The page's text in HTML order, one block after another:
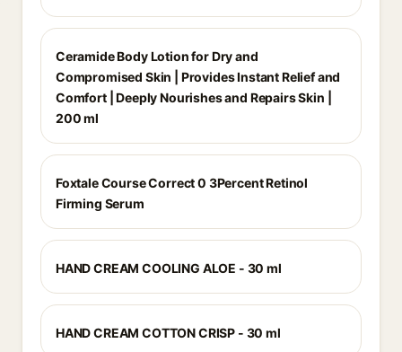
Ceramide Body Lotion for Dry and
Compromised Skin | Provides Instant Relief and
Comfort | Deeply Nourishes and Repairs Skin |
200 ml
Foxtale Course Correct 0 3Percent Retinol
Firming Serum
HAND CREAM COOLING ALOE - 30 ml
HAND CREAM COTTON CRISP - 30 ml